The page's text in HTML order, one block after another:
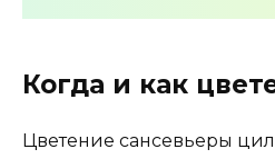
Когда и как
Цветение сансевьеры